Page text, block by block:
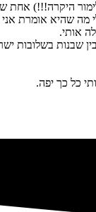
היקרה!!!) אחת
מה שהיא אומרת
אותי.
שבנות בשלובות
כל כך יפה.